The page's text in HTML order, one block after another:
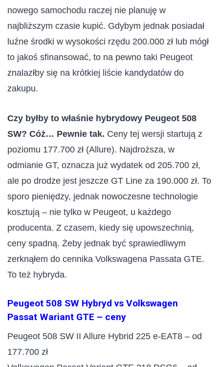
nowego samochodu raczej nie planuję w
najbliższym czasie kupić. Gdybym jednak posiadał
luźne środki w wysokości rzędu 200.000 zł lub mógł
to jakoś sfinansować, to na pewno taki Peugeot
znalazłby się na krótkiej liście kandydatów do
zakupu.
Czy byłby to właśnie hybrydowy Peugeot 508
SW? Cóż… Pewnie tak. Ceny tej wersji startują z
poziomu 177.700 zł (Allure). Najdroższa, w
odmianie GT, oznacza już wydatek od 205.700 zł,
ale po drodze jest jeszcze GT Line za 190.000 zł. To
sporo pieniędzy, jednak nowoczesne technologie
kosztują – nie tylko w Peugeot, u każdego
producenta. Z czasem, kiedy się upowszechnią,
ceny spadną. Żeby jednak być sprawiedliwym
zerknąłem do cennika Volkswagena Passata GTE.
To też hybryda.
Peugeot 508 SW Hybryd vs Volkswagen
Passat Wariant GTE – ceny
Peugeot 508 SW II Allure Hybrid 225 e-EAT8 – od
177.700 zł